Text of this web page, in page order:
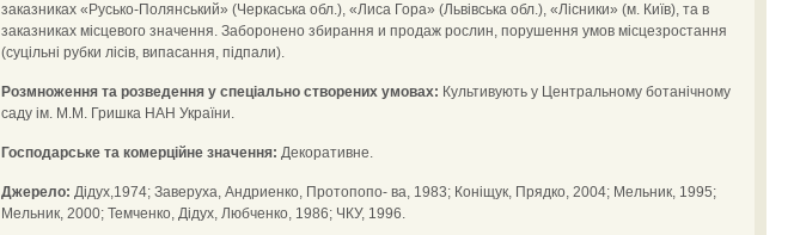
заказниках «Русько-Полянський» (Черкаська обл.), «Лиса Гора» (Львівська обл.), «Лісники» (м. Київ), та в
заказниках місцевого значення. Заборонено збирання и продаж рослин, порушення умов місцезростання
(суцільні рубки лісів, випасання, підпали).
Розмноження та розведення у спеціально створених умовах: Культивують у Центральному ботанічному
саду ім. М.М. Гришка НАН України.
Господарське та комерційне значення: Декоративне.
Джерело: Дідух,1974; Заверуха, Андриенко, Протопопо- ва, 1983; Коніщук, Прядко, 2004; Мельник, 1995;
Мельник, 2000; Темченко, Дідух, Любченко, 1986; ЧКУ, 1996.